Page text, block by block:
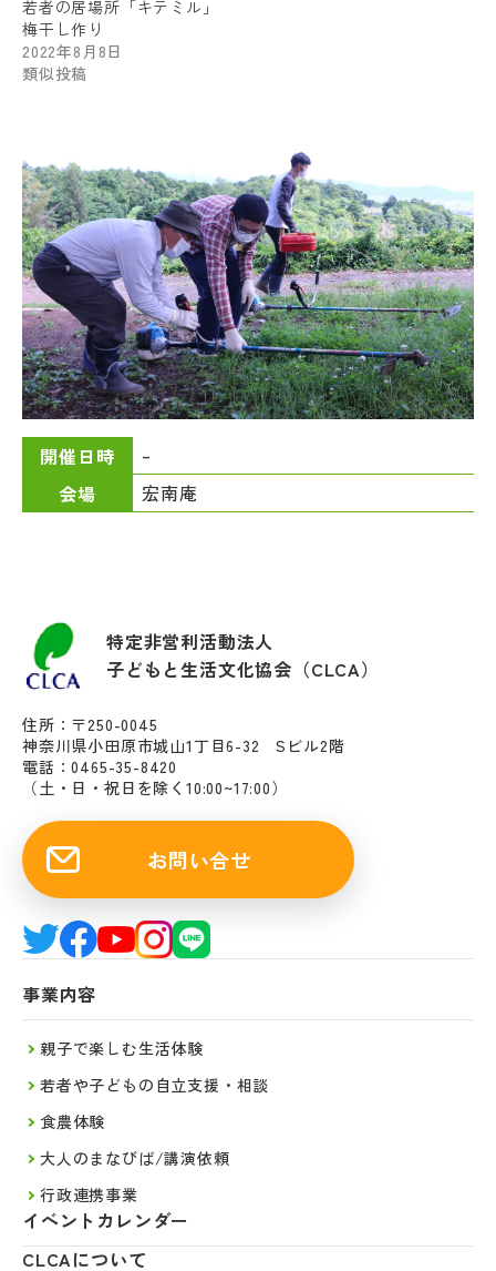
若者の居場所「キテミル」
梅干し作り
2022年8月8日
類似投稿
開催日時
–
会場
宏南庵
特定非営利活動法人
子どもと生活文化協会（CLCA）
住所：〒250-0045
神奈川県小田原市城山1丁目6-32 Sビル2階
電話：0465-35-8420
（土・日・祝日を除く10:00~17:00）
お問い合せ
事業内容
親子で楽しむ生活体験
若者や子どもの自立支援・相談
食農体験
大人のまなびば/講演依頼
行政連携事業
イベントカレンダー
CLCAについて